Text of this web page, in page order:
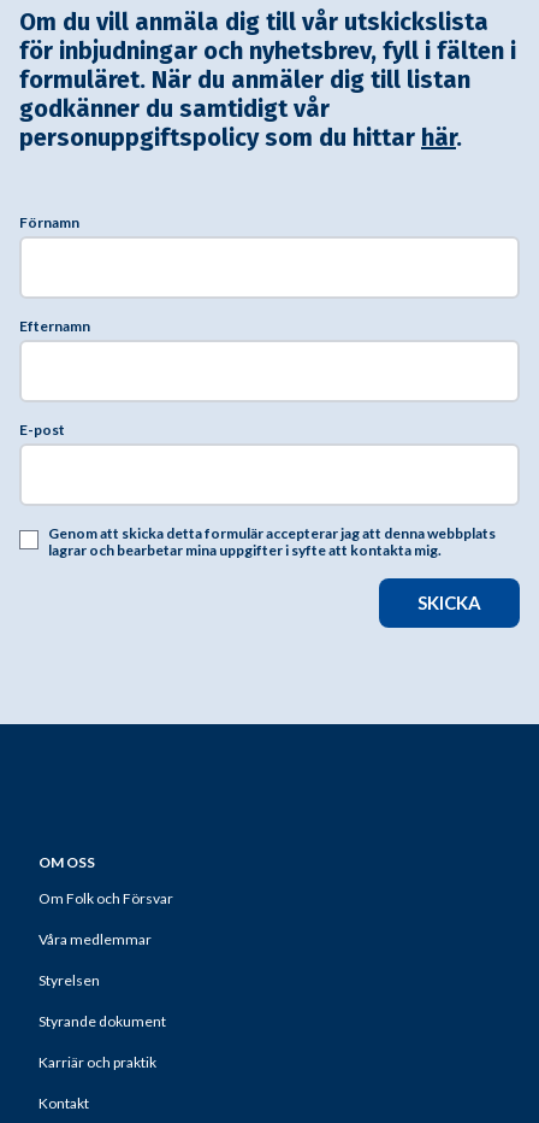
Om du vill anmäla dig till vår utskickslista
för inbjudningar och nyhetsbrev, fyll i fälten i
formuläret. När du anmäler dig till listan
godkänner du samtidigt vår
personuppgiftspolicy som du hittar här.
Förnamn
Efternamn
E-post
Genom att skicka detta formulär accepterar jag att denna webbplats
lagrar och bearbetar mina uppgifter i syfte att kontakta mig.
SKICKA
OM OSS
Om Folk och Försvar
Våra medlemmar
Styrelsen
Styrande dokument
Karriär och praktik
Kontakt